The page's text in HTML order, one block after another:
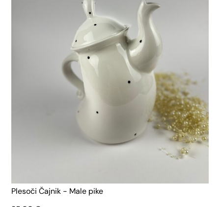
Plesoči Čajnik - Male pike